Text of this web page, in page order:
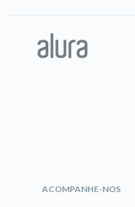
ACOMPANHE-NOS